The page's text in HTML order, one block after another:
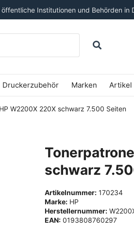
Institutionen und Behörden in
Druckerzubehör Marken Artikel
W2200X 220X schwarz 7.500 Seiten
schwarz
Artikelnummer: 170234
Marke: HP
Herstellernummer:
EAN: 0193808760297